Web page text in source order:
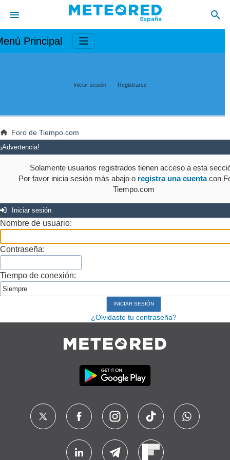
Principal
Iniciar sesión Registrarse
Foro de Tiempo.com
¡Advertencia!
Solamente usuarios registrados tienen acceso a esta
Por favor inicia sesión más abajo o registra una cuentacon
Tiempo.com
Iniciar sesión
Nombre de usuario:
Contraseña:
Tiempo de conexión:
¿Olvidaste tu contraseña?